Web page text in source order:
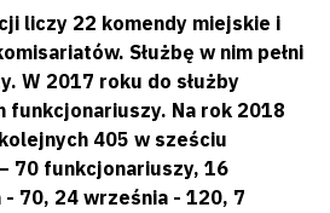
liczy 22 komendy miejskie i
Służbę w nim pełni
W 2017 roku do służby
funkcjonariuszy. Na rok 2018
405 w sześciu
70 funkcjonariuszy, 16
70, 24 września - 120, 7